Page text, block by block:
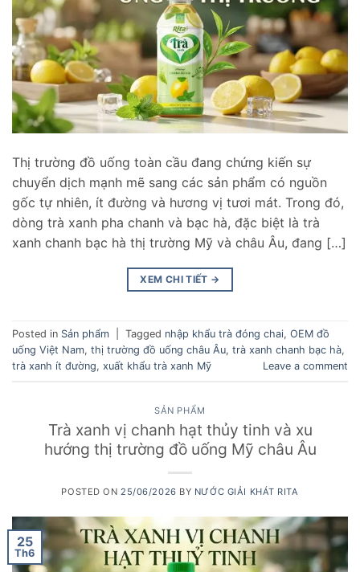
Thị trường đồ uống toàn cầu đang chứng kiến sự
chuyển dịch mạnh mẽ sang các sản phẩm có nguồn
gốc tự nhiên, ít đường và hương vị tươi mát. Trong đó,
dòng trà xanh pha chanh và bạc hà, đặc biệt là trà
xanh chanh bạc hà thị trường Mỹ và châu Âu, đang […]
XEM CHI TIẾT →
Posted in Sản phẩm Tagged nhập khẩu trà đóng chai, OEM đồ
uống Việt Nam, thị trường đồ uống châu Âu, trà xanh chanh bạc hà,
trà xanh ít đường, xuất khẩu trà xanh Mỹ Leave a comment
SẢN PHẨM
Trà xanh vị chanh hạt thủy tinh và xu
hướng thị trường đồ uống Mỹ châu Âu
POSTED ON 25/06/2026 BY NƯỚC GIẢI KHÁT RITA
25
Th6